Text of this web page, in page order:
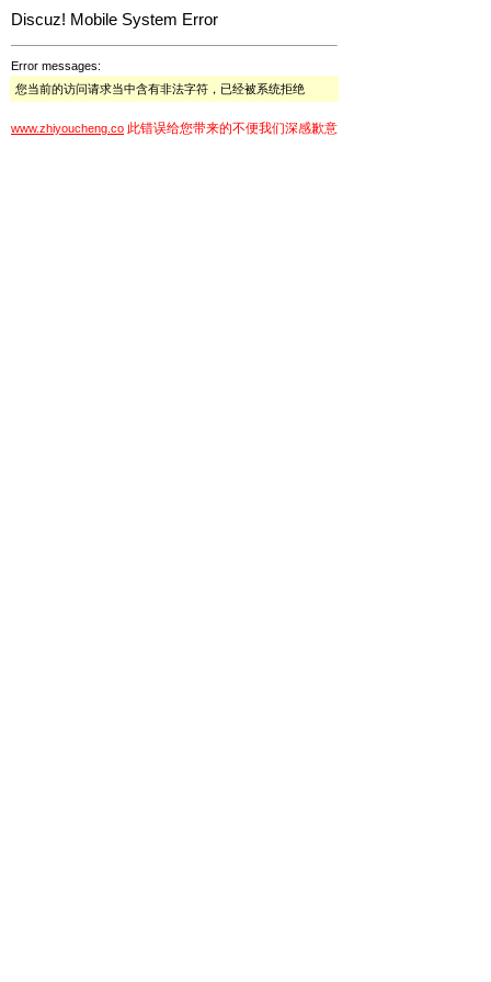
Discuz! Mobile System Error
Error messages:
您当前的访问请求当中含有非法字符，已经被系统拒绝
www.zhiyoucheng.co 此错误给您带来的不便我们深感歉意